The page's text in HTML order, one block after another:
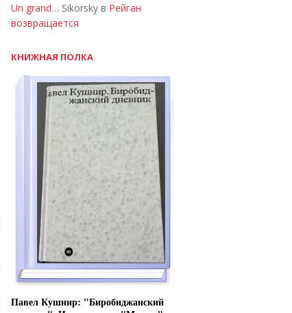
Un grand… Sikorsky в Рейган
возвращается
КНИЖНАЯ ПОЛКА
Павел Кушнир: "Биробиджанский